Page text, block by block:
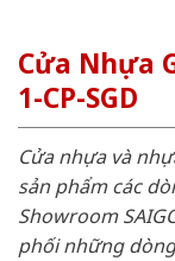
Cửa Nhựa
1-CP-SGD
Cửa nhựa và
sản phẩm các
Showroom
phối những